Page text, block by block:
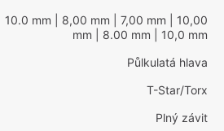
| 10.0 mm | 8,00 mm | 7,00 mm | 10,00
mm | 8.00 mm | 10,0 mm
Půlkulatá hlava
T-Star/Torx
Plný závit